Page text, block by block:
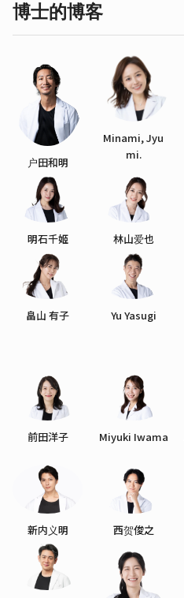
博士的博客
户田和明
Minami, Jyu
mi.
明石千姬 林山爱也
畠山 有子 Yu Yasugi
前田洋子 Miyuki Iwama
新内义明 西贺俊之